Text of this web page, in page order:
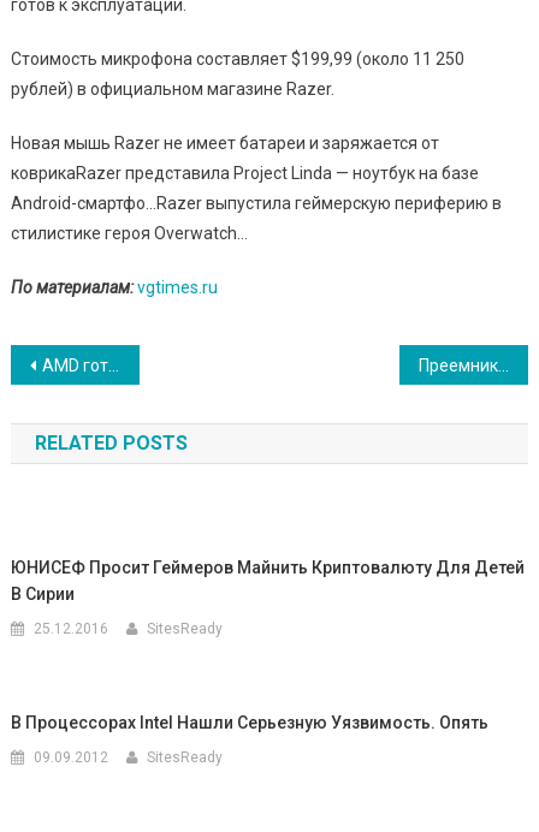
готов к эксплуатации.
Стоимость микрофона составляет $199,99 (около 11 250
рублей) в официальном магазине Razer.
Новая мышь Razer не имеет батареи и заряжается от
коврикаRazer представила Project Linda — ноутбук на базе
Android-смартфо…Razer выпустила геймерскую периферию в
стилистике героя Overwatch…
По материалам:vgtimes.ru
Навигация
по
записям
AMD готовит 16-ядерный процессор со встроенной поддержкой PCI Express gen 3.0 Преемник iPhone X может выйти в этом году с OLED-экраном диагональю 6.5 дюйма
RELATED POSTS
ЮНИСЕФ Просит Геймеров Майнить Криптовалюту Для Детей
В Сирии
25.12.2016 SitesReady
В Процессорах Intel Нашли Серьезную Уязвимость. Опять
09.09.2012 SitesReady